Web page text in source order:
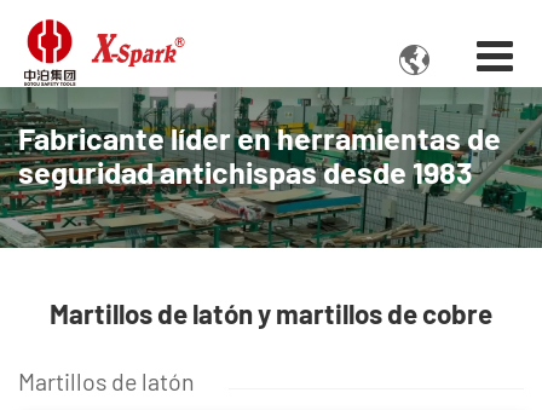

Fabricante líder en herramientas de
seguridad antichispas desde 1983
Martillos de latón y martillos de cobre
Martillos de latón